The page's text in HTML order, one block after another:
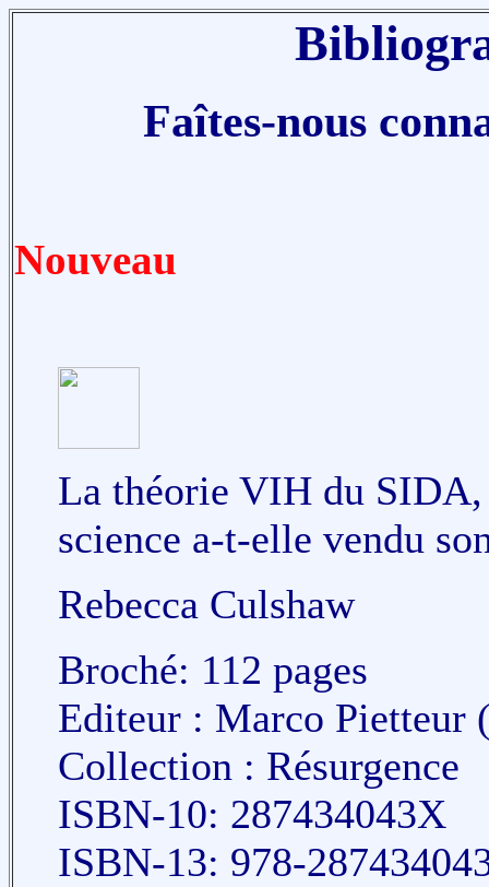
Faîtes-nous
Nouveau
La théorie VIH du
science a-t-elle vendu
Rebecca Culshaw
Broché: 112 pages
Editeur : Marco Pietteur
Collection : Résurgence
ISBN-10: 287434043X
ISBN-13: 978-